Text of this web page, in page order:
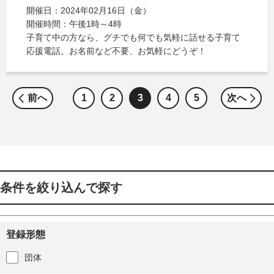
開催日：2024年02月16日（金）
開催時間：午後1時～4時
子育て中の方なら、グチでも何でも気軽に話せる子育て
応援電話。お名前など不要、お気軽にどうぞ！
前へ 1 2 3 4 5 次へ
条件を絞り込んで探す
登録形態
団体